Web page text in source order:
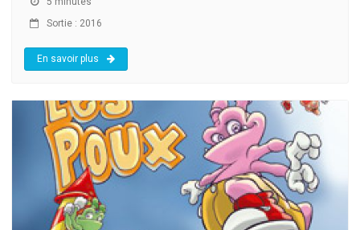
Sortie : 2016
En savoir plus